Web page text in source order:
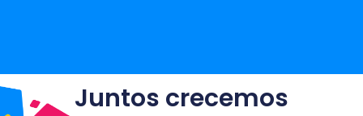
Juntos crecemos